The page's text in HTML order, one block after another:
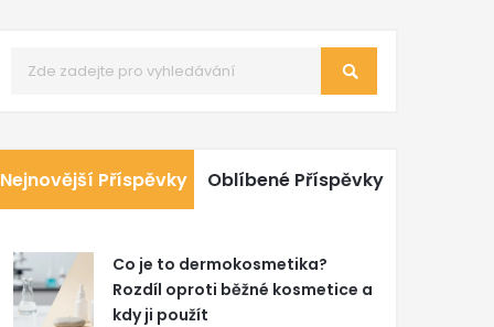
Nejnovější Příspěvky Oblíbené Příspěvky
Co je to dermokosmetika?
Rozdíl oproti běžné kosmetice a
kdy ji použít